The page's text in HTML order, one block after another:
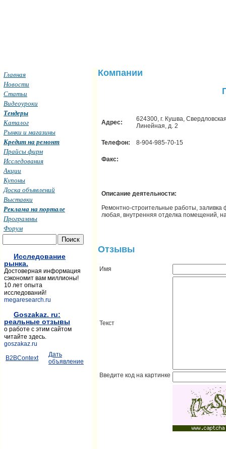
Компании
Адрес:
624300, г. Кушва,
Линейная, д. 2
Телефон: 8-904-985-70-15
Факс:
Описание деятельности:
Ремонтно-строительные работы, заливка
любая, внутренняя отделка помещений,
Отзывы
Имя
Текст
Введите код на картинке
Главная
Новости
Статьи
Видеоуроки
Тендеры
Каталог
Рынки и магазины
Кредит на ремонт
Прайсы фирм
Исследования
Акции
Купоны
Доска объявлений
Выставки
Реклама на портале
Программы
Форум
Исследование
рынка.
Достоверная информация
сэкономит вам миллионы!
10 лет опыта
исследований!
megaresearch.ru
Goszakaz. ru:
реальные отзывы
о работе с этим сайтом
читайте здесь.
goszakaz.ru
B2BContext
Дать
объявление